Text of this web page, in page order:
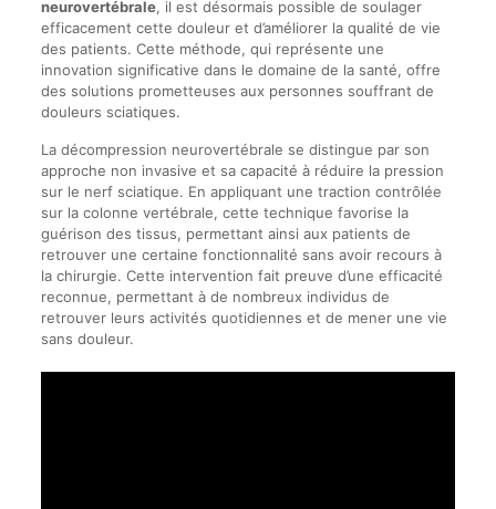
neurovertébrale, il est désormais possible de soulager
efficacement cette douleur et d’améliorer la qualité de vie
des patients. Cette méthode, qui représente une
innovation significative dans le domaine de la santé, offre
des solutions prometteuses aux personnes souffrant de
douleurs sciatiques.
La décompression neurovertébrale se distingue par son
approche non invasive et sa capacité à réduire la pression
sur le nerf sciatique. En appliquant une traction contrôlée
sur la colonne vertébrale, cette technique favorise la
guérison des tissus, permettant ainsi aux patients de
retrouver une certaine fonctionnalité sans avoir recours à
la chirurgie. Cette intervention fait preuve d’une efficacité
reconnue, permettant à de nombreux individus de
retrouver leurs activités quotidiennes et de mener une vie
sans douleur.